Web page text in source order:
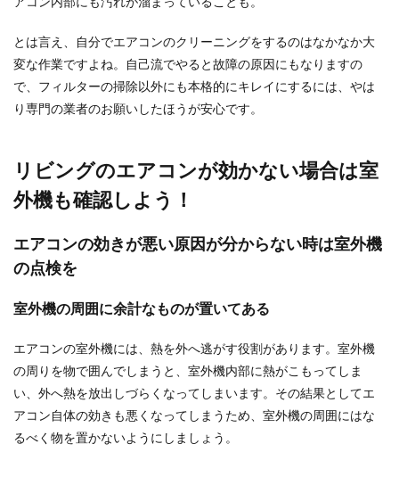
ならこの撮り方がおすすめ
カップルでプリクラを撮るときにはどんなポーズ
をとればいい？付き合い始めだと、なかなかはじ
けて撮ること...
スカートのチャックが壊れたときは？
直し方をご紹介！
きって焦りますよね。 では、チャックが壊れてし
まったと...
帳の種類とおすすめの手帳
たくさんの種類の手帳が発売されている現代です
が、その中には10月始まりのものもあります。な
ぜ10月始...
とは言え、自分でエアコンのクリーニングをするのはなかなか大
変な作業ですよね。自己流でやると故障の原因にもなりますの
で、フィルターの掃除以外にも本格的にキレイにするには、やは
り専門の業者のお願いしたほうが安心です。
リビングのエアコンが効かない場合は室
外機も確認しよう！
エアコンの効きが悪い原因が分からない時は室外機
の点検を
室外機の周囲に余計なものが置いてある
エアコンの室外機には、熱を外へ逃がす役割があります。室外機
の周りを物で囲んでしまうと、室外機内部に熱がこもってしま
い、外へ熱を放出しづらくなってしまいます。その結果としてエ
アコン自体の効きも悪くなってしまうため、室外機の周囲にはな
るべく物を置かないようにしましょう。